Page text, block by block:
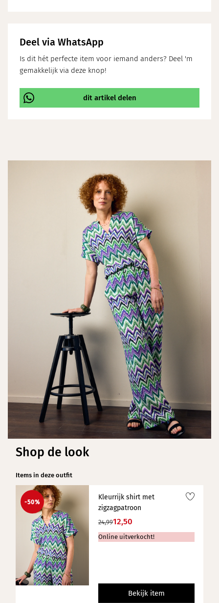
Deel via WhatsApp
Is dit hét perfecte item voor iemand anders? Deel 'm
gemakkelijk via deze knop!
dit artikel delen
Shop de look
Items in deze outfit
-50%
Kleurrijk shirt met
zigzagpatroon
24,9912,50
Online uitverkocht!
Bekijk item